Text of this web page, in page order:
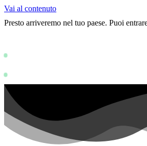
Vai al contenuto
Presto arriveremo nel tuo paese. Puoi